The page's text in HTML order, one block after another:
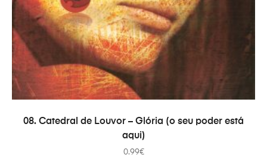
ADICIONAR
08. Catedral de Louvor – Glória (o seu poder está
aqui)
0.99€